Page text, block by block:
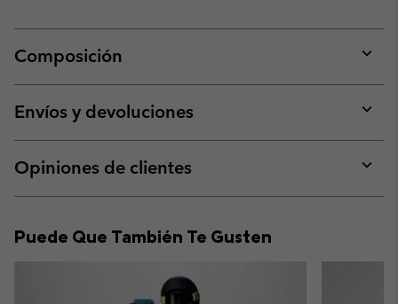
Composición
or
Envíos y devoluciones
or
Opiniones de clientes
or
Puede Que También Te Gusten